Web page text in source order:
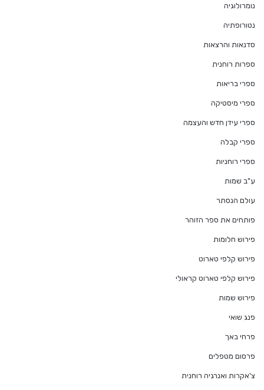
נומרולוגיה
נטורופתיה
סדנאות והרצאות
ספרות רוחנית
ספרי בריאות
ספרי מיסטיקה
ספרי עידן חדש והעצמה
ספרי קבלה
ספרי רוחניות
ע"ב שמות
עולם הנסתר
פותחים את ספר הזוהר
פירוש חלומות
פירוש קלפי טארוט
פירוש קלפי טארוט קראולי
פירוש שמות
פנג שואי
פרחי באך
פרסום מטפלים
צ'אקרות ואנרגיה רוחנית